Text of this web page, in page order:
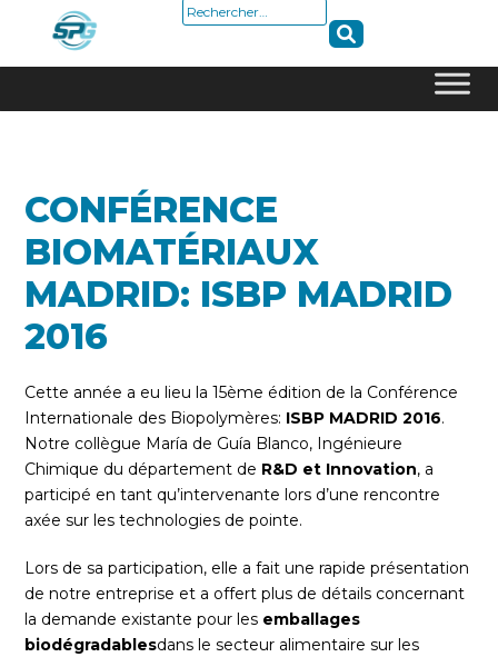
Rechercher :
CONFÉRENCE
BIOMATÉRIAUX
MADRID: ISBP MADRID
2016
Cette année a eu lieu la 15ème édition de la Conférence
Internationale des Biopolymères: ISBP MADRID 2016.
Notre collègue María de Guía Blanco, Ingénieure
Chimique du département de R&D et Innovation, a
participé en tant qu’intervenante lors d’une rencontre
axée sur les technologies de pointe.
Lors de sa participation, elle a fait une rapide présentation
de notre entreprise et a offert plus de détails concernant
la demande existante pour les emballages
biodégradablesdans le secteur alimentaire sur les